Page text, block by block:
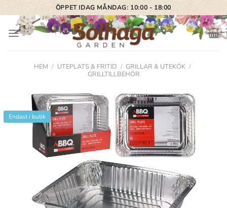
Skip
to
content
ÖPPET IDAG MÅNDAG: 10:00 - 18:00
HEM / UTEPLATS & FRITID / GRILLAR & UTEKÖK /
GRILLTILLBEHÖR
Endast i butik